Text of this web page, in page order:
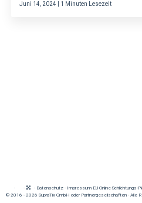
Juni 14, 2024 | 1 Minuten Lesezeit
· · · Datenschutz· Impressum EU-Online-Schlichtungs-
© 2016 - 2026 SupraTix GmbH oder Partnergesellschaften - Alle